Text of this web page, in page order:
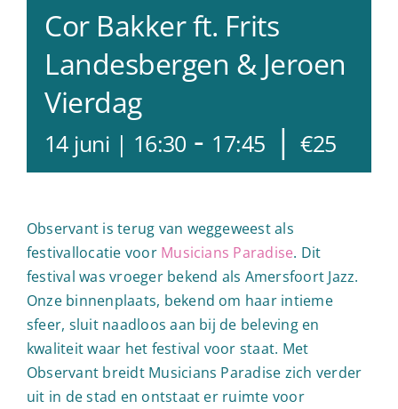
Cor Bakker ft. Frits
Landesbergen & Jeroen
Vierdag
14 juni | 16:30 - 17:45 | €25
Observant is terug van weggeweest als
festivallocatie voor Musicians Paradise. Dit
festival was vroeger bekend als Amersfoort Jazz.
Onze binnenplaats, bekend om haar intieme
sfeer, sluit naadloos aan bij de beleving en
kwaliteit waar het festival voor staat. Met
Observant breidt Musicians Paradise zich verder
uit in de stad en ontstaat er ruimte voor